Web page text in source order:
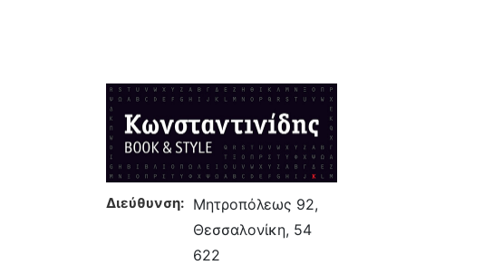
Διεύθυνση: Μητροπόλεως 92,
Θεσσαλονίκη, 54
622